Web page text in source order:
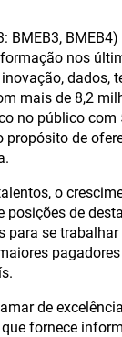
BMEB3,
nos
dados,
mais de 8,2
no público com
propósito de
o
posições de
para se
de
fornece